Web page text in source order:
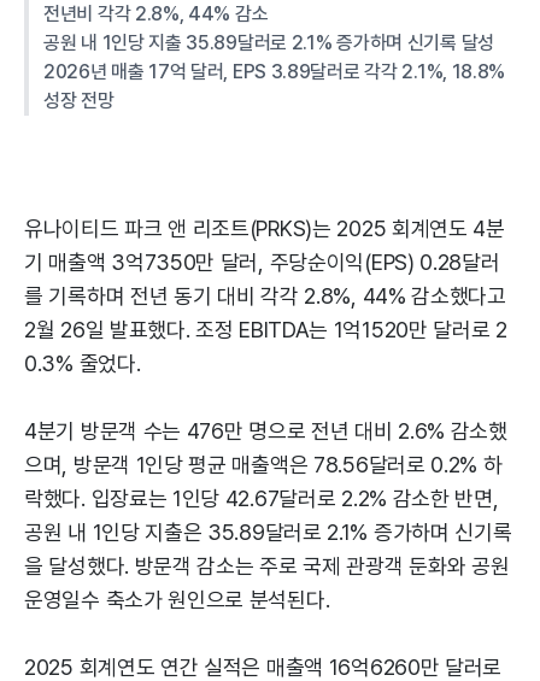
전년비 각각 2.8%, 44% 감소
공원 내 1인당 지출 35.89달러로 2.1% 증가하며 신기록 달성
2026년 매출 17억 달러, EPS 3.89달러로 각각 2.1%, 18.8%
성장 전망
유나이티드 파크 앤 리조트(PRKS)는 2025 회계연도 4분
기 매출액 3억7350만 달러, 주당순이익(EPS) 0.28달러
를 기록하며 전년 동기 대비 각각 2.8%, 44% 감소했다고
2월 26일 발표했다. 조정 EBITDA는 1억1520만 달러로 2
0.3% 줄었다.
4분기 방문객 수는 476만 명으로 전년 대비 2.6% 감소했
으며, 방문객 1인당 평균 매출액은 78.56달러로 0.2% 하
락했다. 입장료는 1인당 42.67달러로 2.2% 감소한 반면,
공원 내 1인당 지출은 35.89달러로 2.1% 증가하며 신기록
을 달성했다. 방문객 감소는 주로 국제 관광객 둔화와 공원
운영일수 축소가 원인으로 분석된다.
2025 회계연도 연간 실적은 매출액 16억6260만 달러로